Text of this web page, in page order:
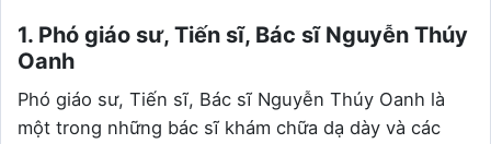
1. Phó giáo sư, Tiến sĩ, Bác sĩ Nguyễn Thúy
Oanh
Phó giáo sư, Tiến sĩ, Bác sĩ Nguyễn Thúy Oanh là
một trong những bác sĩ khám chữa dạ dày và các